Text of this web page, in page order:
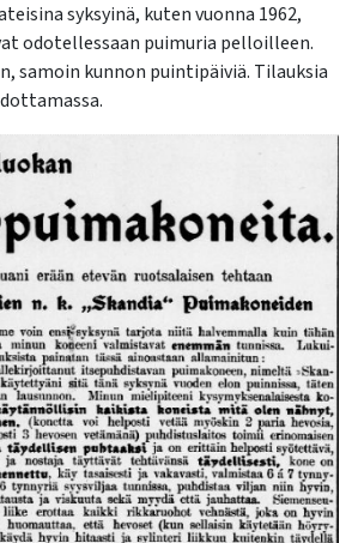
syksyinä, kuten vuonna 1962,
odotellessaan puimuria pelloilleen.
samoin kunnon puintipäiviä. Tilauksia